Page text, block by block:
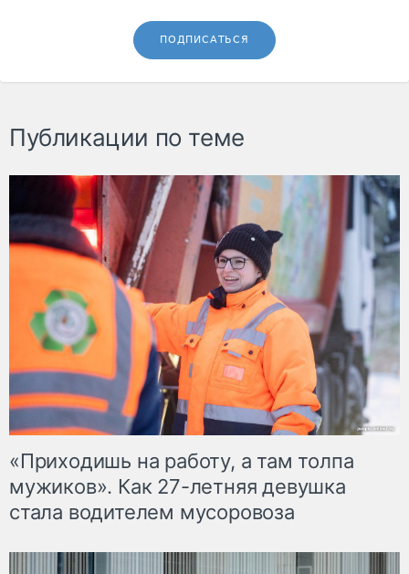
ПОДПИСАТЬСЯ
Публикации по теме
«Приходишь на работу, а там толпа
мужиков». Как 27-летняя девушка
стала водителем мусоровоза